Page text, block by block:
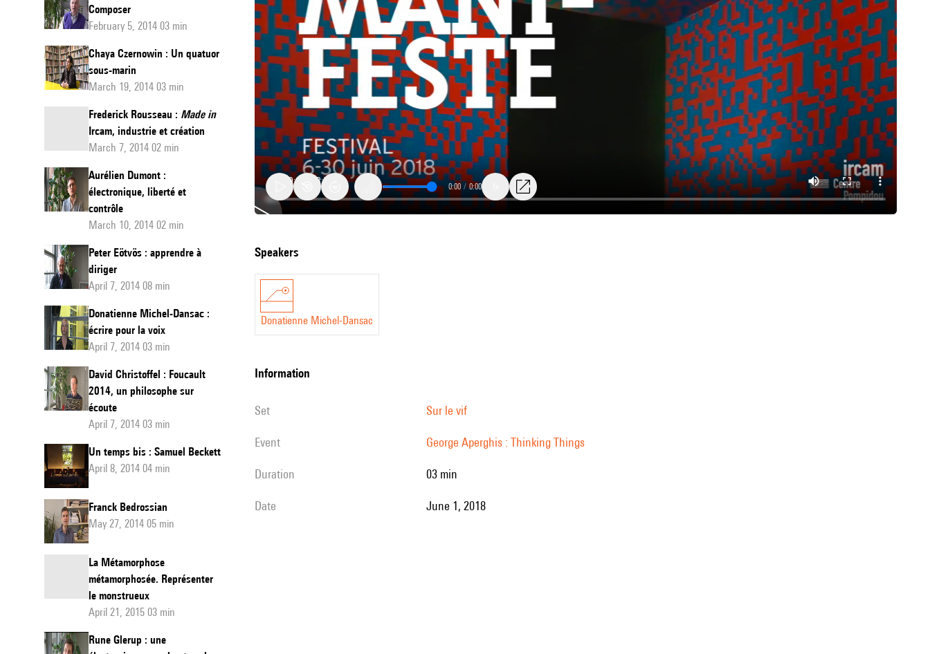
Composer
February 5, 2014 03 min
Chaya Czernowin : Un quatuor
sous-marin
March 19, 2014 03 min
Frederick Rousseau : Made in
Ircam, industrie et création
March 7, 2014 02 min
Aurélien Dumont :
électronique, liberté et
contrôle
March 10, 2014 02 min
Peter Eötvös : apprendre à
diriger
April 7, 2014 08 min
Donatienne Michel-Dansac :
écrire pour la voix
April 7, 2014 03 min
David Christoffel : Foucault
2014, un philosophe sur
écoute
April 7, 2014 03 min
Un temps bis : Samuel Beckett
April 8, 2014 04 min
Franck Bedrossian
May 27, 2014 05 min
La Métamorphose
métamorphosée. Représenter
le monstrueux
April 21, 2015 03 min
Rune Glerup : une
Le
de
Georges
la
0:00 / 0:00
speakers
Donatienne Michel-Dansac
information
set Sur le vif
event George Aperghis : Thinking Things
duration 03 min
date June 1, 2018